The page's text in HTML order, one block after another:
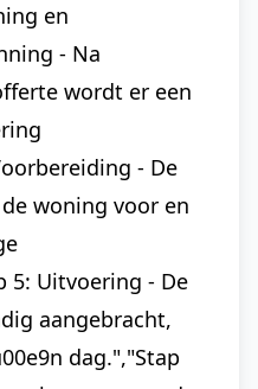
en
- Na
wordt er een
- De
woning voor en
5: Uitvoering - De
aangebracht,
dag.","Stap